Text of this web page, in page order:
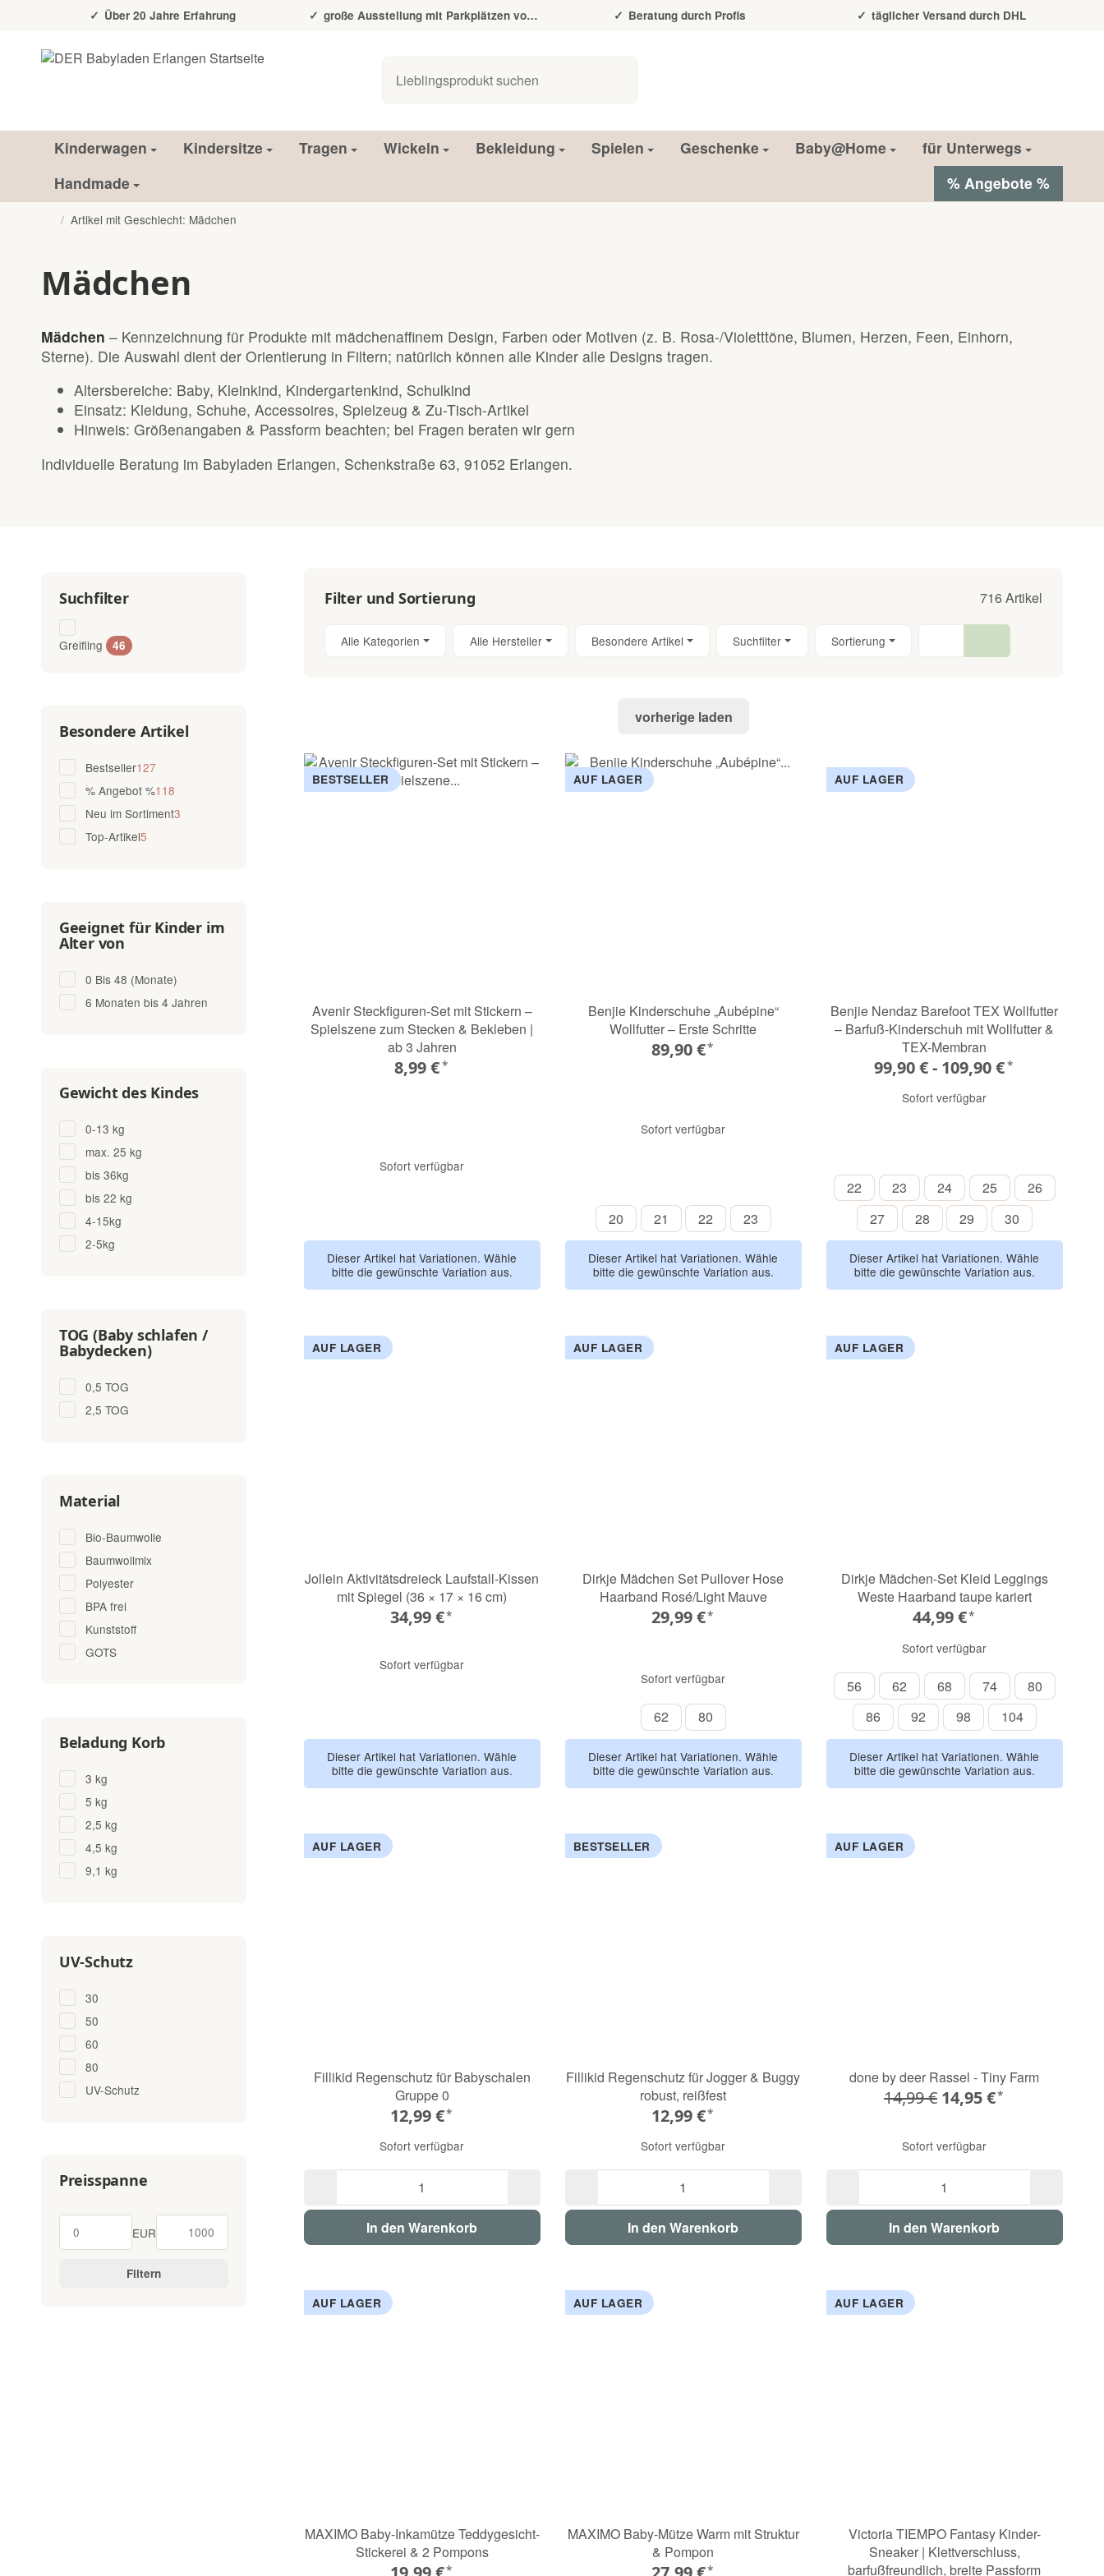
Über 20 Jahre Erfahrung große Ausstellung mit Parkplätzen vor der Tür Beratung durch Profis täglicher Versand durch DHL
Kinderwagen Kindersitze Tragen Wickeln Bekleidung Spielen Geschenke Baby@Home
für Unterwegs
Handmade
% Angebote %
/ Artikel mit Geschlecht: Mädchen
Mädchen
Mädchen – Kennzeichnung für Produkte mit mädchenaffinem Design, Farben oder Motiven (z. B. Rosa-/Violetttöne, Blumen, Herzen, Feen, Einhorn,
Sterne). Die Auswahl dient der Orientierung in Filtern; natürlich können alle Kinder alle Designs tragen.
Altersbereiche: Baby, Kleinkind, Kindergartenkind, Schulkind
Einsatz: Kleidung, Schuhe, Accessoires, Spielzeug & Zu-Tisch-Artikel
Hinweis: Größenangaben & Passform beachten; bei Fragen beraten wir gern
Individuelle Beratung im Babyladen Erlangen, Schenkstraße 63, 91052 Erlangen.
Filter und Sortierung 716 Artikel
Alle Kategorien Alle Hersteller Besondere Artikel Suchfilter Sortierung
vorherige laden
BESTSELLER
Avenir Steckfiguren-Set mit Stickern –
Spielszene zum Stecken & Bekleben |
ab 3 Jahren
8,99 €*
Sofort verfügbar
Polar & Meerestiere
Dieser Artikel hat Variationen. Wähle
bitte die gewünschte Variation aus.
AUF LAGER
Benjie Kinderschuhe „Aubépine“
Wollfutter – Erste Schritte
89,90 €*
Sofort verfügbar
braun-rosaaltrosa bronzecongnac-kaki
blau-rot
braun-blau
2020 21 22 23
Dieser Artikel hat Variationen. Wähle
bitte die gewünschte Variation aus.
AUF LAGER
Benjie Nendaz Barefoot TEX Wollfutter
– Barfuß-Kinderschuh mit Wollfutter &
TEX-Membran
99,90 € - 109,90 €*
Sofort verfügbar
hellrosabraun dunkelblau
rouge bordeaux
22
23 2424 2525 2626
2727 2828 29 30
Dieser Artikel hat Variationen. Wähle
bitte die gewünschte Variation aus.
AUF LAGER
Jollein Aktivitätsdreieck Laufstall-Kissen
mit Spiegel (36 × 17 × 16 cm)
34,99 €*
Sofort verfügbar
Flower Fairies
Tiny Park
Dieser Artikel hat Variationen. Wähle
bitte die gewünschte Variation aus.
AUF LAGER
Dirkje Mädchen Set Pullover Hose
Haarband Rosé/Light Mauve
29,99 €*
Sofort verfügbar
6262 80
Dieser Artikel hat Variationen. Wähle
bitte die gewünschte Variation aus.
AUF LAGER
Dirkje Mädchen-Set Kleid Leggings
Weste Haarband taupe kariert
44,99 €*
Sofort verfügbar
5656 62 6868 7474 8080
8686 92 9898 104104
Dieser Artikel hat Variationen. Wähle
bitte die gewünschte Variation aus.
AUF LAGER
Fillikid Regenschutz für Babyschalen
Gruppe 0
12,99 €*
Sofort verfügbar
In den Warenkorb
BESTSELLER
Fillikid Regenschutz für Jogger & Buggy
robust, reißfest
12,99 €*
Sofort verfügbar
In den Warenkorb
AUF LAGER
done by deer Rassel - Tiny Farm
14,99 € 14,95 €*
Sofort verfügbar
In den Warenkorb
AUF LAGER
MAXIMO Baby-Inkamütze Teddygesicht-
Stickerei & 2 Pompons
*
AUF LAGER
MAXIMO Baby-Mütze Warm mit Struktur
& Pompon
*
AUF LAGER
Victoria TIEMPO Fantasy Kinder-
Sneaker | Klettverschluss,
barfußfreundlich, breite Passform
Suchfilter
Greifling 46Artikel gefunden
Besondere Artikel
Bestseller127Artikel gefunden
% Angebot %118Artikel gefunden
Neu im Sortiment3Artikel gefunden
Top-Artikel5Artikel gefunden
Geeignet für Kinder im
Alter von
0 Bis 48 (Monate)
6 Monaten bis 4 Jahren
Gewicht des Kindes
0-13 kg
max. 25 kg
bis 36kg
bis 22 kg
4-15kg
2-5kg
TOG (Baby schlafen /
Babydecken)
0,5 TOG
2,5 TOG
Material
Bio-Baumwolle
Baumwollmix
Polyester
BPA frei
Kunststoff
GOTS
Beladung Korb
3 kg
5 kg
2,5 kg
4,5 kg
9,1 kg
UV-Schutz
30
50
60
80
UV-Schutz
Preisspanne
EUR
Filtern